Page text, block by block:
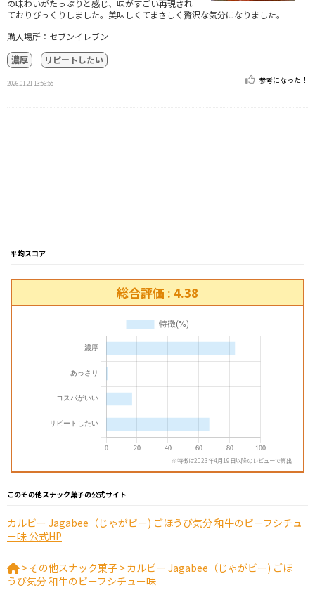
の味わいがたっぷりと感じ、味がすごい再現され
ておりびっくりしました。美味しくてまさしく贅沢な気分になりました。
購入場所：セブンイレブン
濃厚
リピートしたい
2026.01.21 13:56:55 参考になった！
平均スコア
総合評価 : 4.38
※特徴は2023年4月19日以降のレビューで算出
このその他スナック菓子の公式サイト
カルビー Jagabee（じゃがビー) ごほうび気分 和牛のビーフシチュ
ー味 公式HP
>その他スナック菓子 >カルビー Jagabee（じゃがビー) ごほ
うび気分 和牛のビーフシチュー味